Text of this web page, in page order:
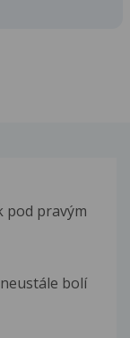
pod pravým
bolí